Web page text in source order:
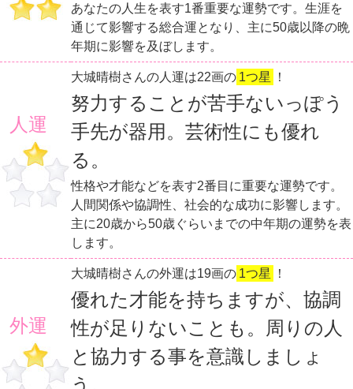
あなたの人生を表す1番重要な運勢です。生涯を
通じて影響する総合運となり、主に50歳以降の晩
年期に影響を及ぼします。
人運
大城晴樹さんの人運は22画の 1つ星 ！
努力することが苦手ないっぽう
手先が器用。芸術性にも優れ
る。
性格や才能などを表す2番目に重要な運勢です。
人間関係や協調性、社会的な成功に影響します。
主に20歳から50歳ぐらいまでの中年期の運勢を表
します。
外運
大城晴樹さんの外運は19画の 1つ星 ！
優れた才能を持ちますが、協調
性が足りないことも。周りの人
と協力する事を意識しましょ
う。